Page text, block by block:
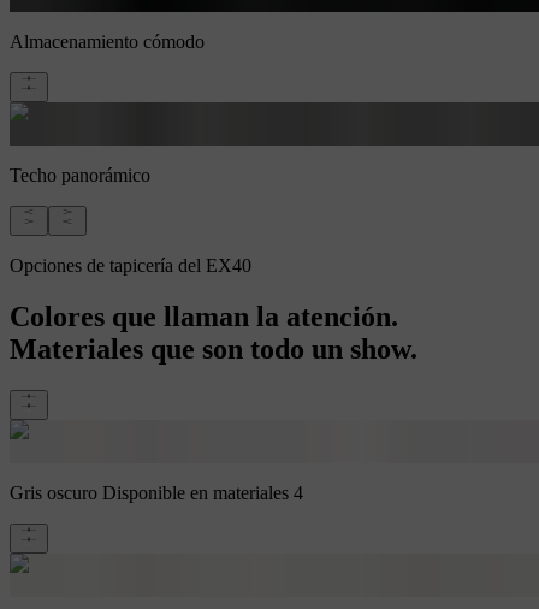
Almacenamiento cómodo
Techo panorámico
Opciones de tapicería del EX40
Colores que llaman la atención.
Materiales que son todo un show.
Gris oscuro Disponible en materiales 4